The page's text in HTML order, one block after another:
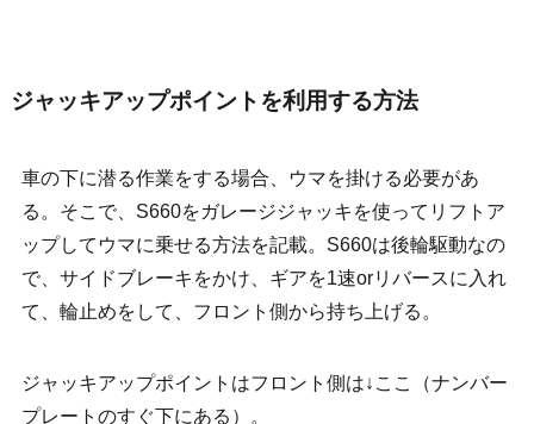
ジャッキアップポイントを利用する方法
車の下に潜る作業をする場合、ウマを掛ける必要があ
る。そこで、S660をガレージジャッキを使ってリフトア
ップしてウマに乗せる方法を記載。S660は後輪駆動なの
で、サイドブレーキをかけ、ギアを1速orリバースに入れ
て、輪止めをして、フロント側から持ち上げる。
ジャッキアップポイントはフロント側は↓ここ（ナンバー
プレートのすぐ下にある）。